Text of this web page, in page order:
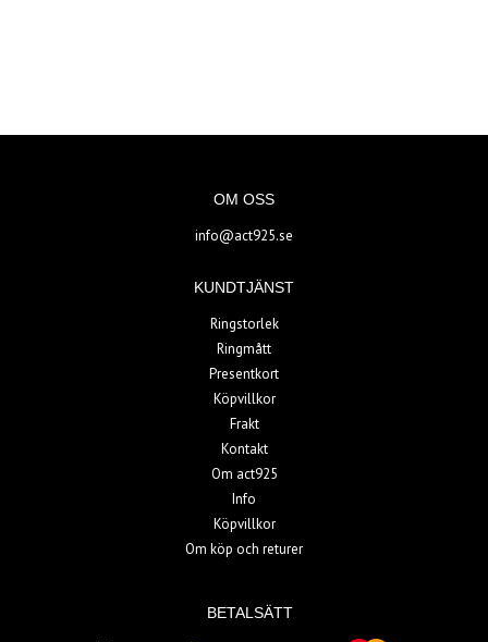
OM OSS
info@act925.se
KUNDTJÄNST
Ringstorlek
Ringmått
Presentkort
Köpvillkor
Frakt
Kontakt
Om act925
Info
Köpvillkor
Om köp och returer
BETALSÄTT